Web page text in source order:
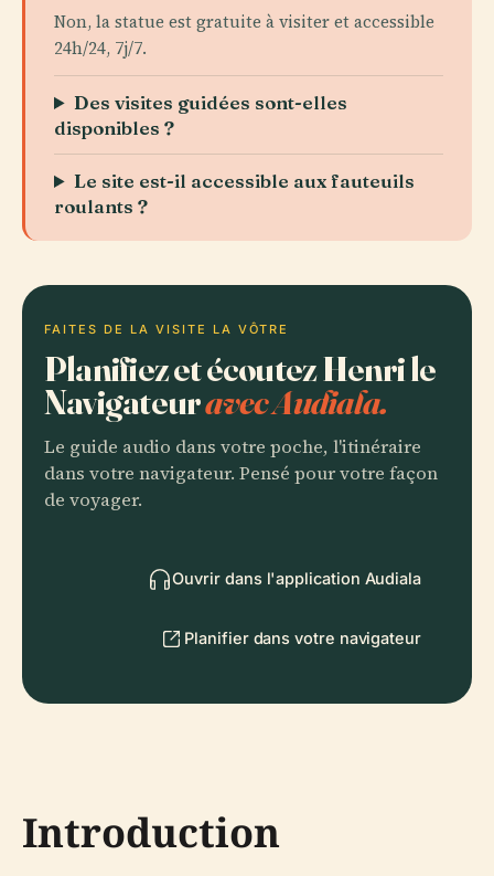
Non, la statue est gratuite à visiter et accessible
24h/24, 7j/7.
Des visites guidées sont-elles
disponibles ?
Le site est-il accessible aux fauteuils
roulants ?
FAITES DE LA VISITE LA VÔTRE
Planifiez et écoutez Henri le
Navigateuravec Audiala.
Le guide audio dans votre poche, l'itinéraire
dans votre navigateur. Pensé pour votre façon
de voyager.
Ouvrir dans l'application Audiala
Planifier dans votre navigateur
Introduction